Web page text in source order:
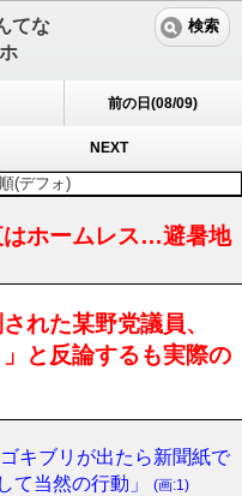
てな
検索
前の日(08/09)
NEXT
(デフォ)
はホームレス…避暑地
れた某野党議員、
と反論するも実際の
キブリが出たら新聞紙で
て当然の行動」
(画:1)